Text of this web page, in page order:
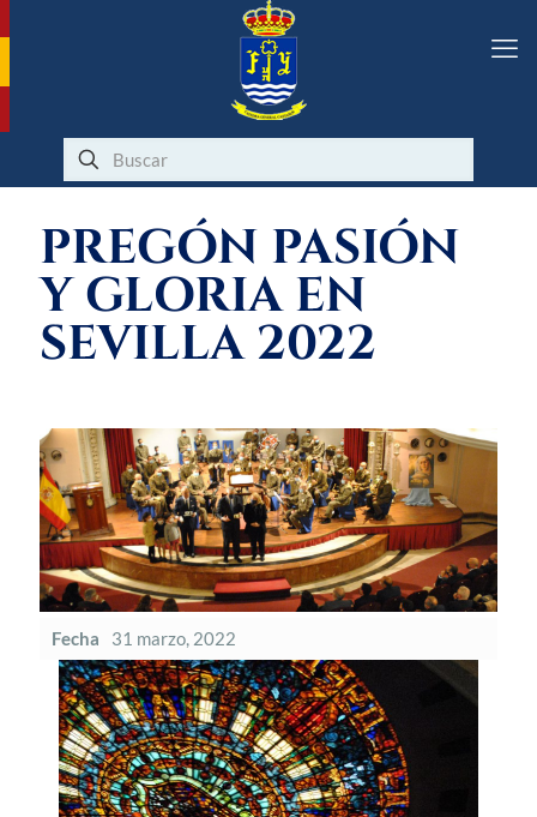
PREGÓN PASIÓN
Y GLORIA EN
SEVILLA 2022
Fecha 31 marzo, 2022